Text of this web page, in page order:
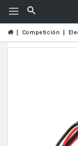
Competición